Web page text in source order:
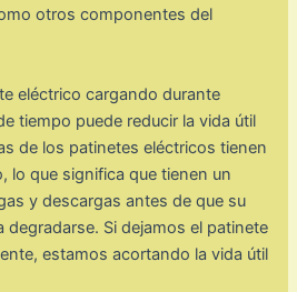
otros componentes del
eléctrico cargando durante
tiempo puede reducir la vida útil
de los patinetes eléctricos tienen
lo que significa que tienen un
y descargas antes de que su
degradarse. Si dejamos el patinete
estamos acortando la vida útil